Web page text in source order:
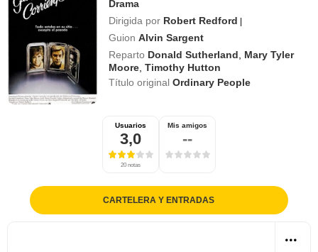
Drama
Dirigida por Robert Redford |
Guion Alvin Sargent
Reparto Donald Sutherland
Mary Tyler
Moore ,Timothy Hutton
Título originalOrdinary People
Usuarios
3,0
20 notas
Mis amigos
--
CARTELERA Y ENTRADAS